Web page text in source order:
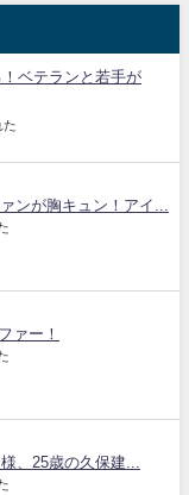
ベテランと若手が
た
ンが胸キュン！アイ...
ァー！
、25歳の久保建...